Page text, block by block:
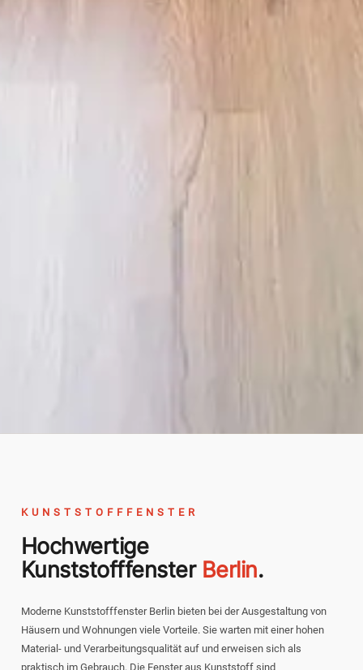
KUNSTSTOFFFENSTER
Hochwertige
Kunststofffenster Berlin.
Moderne Kunststofffenster Berlin bieten bei der Ausgestaltung von
Häusern und Wohnungen viele Vorteile. Sie warten mit einer hohen
Material- und Verarbeitungsqualität auf und erweisen sich als
praktisch im Gebrauch. Die Fenster aus Kunststoff sind